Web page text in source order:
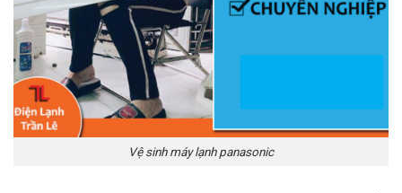
Vệ sinh máy lạnh panasonic